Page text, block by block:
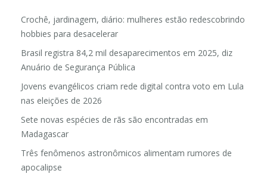
Crochê, jardinagem, diário: mulheres estão redescobrindo
hobbies para desacelerar
Brasil registra 84,2 mil desaparecimentos em 2025, diz
Anuário de Segurança Pública
Jovens evangélicos criam rede digital contra voto em Lula
nas eleições de 2026
Sete novas espécies de rãs são encontradas em
Madagascar
Três fenômenos astronômicos alimentam rumores de
apocalipse